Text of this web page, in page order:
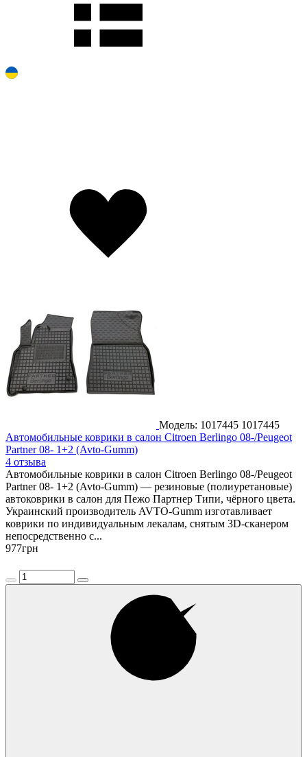
Модель: 1017445 1017445
Автомобильные коврики в салон Citroen Berlingo 08-/Peugeot
Partner 08- 1+2 (Avto-Gumm)
4 отзыва
Автомобильные коврики в салон Citroen Berlingo 08-/Peugeot
Partner 08- 1+2 (Avto-Gumm) — резиновые (полиуретановые)
автоковрики в салон для Пежо Партнер Типи, чёрного цвета.
Украинский производитель AVTO-Gumm изготавливает
коврики по индивидуальным лекалам, снятым 3D-сканером
непосредственно с...
977грн